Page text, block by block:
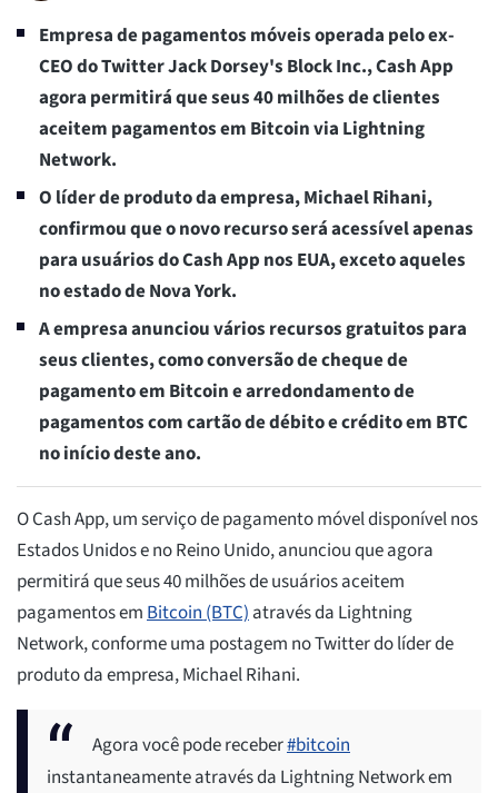
Empresa de pagamentos móveis operada pelo ex-
CEO do Twitter Jack Dorsey's Block Inc., Cash App
agora permitirá que seus 40 milhões de clientes
aceitem pagamentos em Bitcoin via Lightning
Network.
O líder de produto da empresa, Michael Rihani,
confirmou que o novo recurso será acessível apenas
para usuários do Cash App nos EUA, exceto aqueles
no estado de Nova York.
A empresa anunciou vários recursos gratuitos para
seus clientes, como conversão de cheque de
pagamento em Bitcoin e arredondamento de
pagamentos com cartão de débito e crédito em BTC
no início deste ano.
O Cash App, um serviço de pagamento móvel disponível nos
Estados Unidos e no Reino Unido, anunciou que agora
permitirá que seus 40 milhões de usuários aceitem
pagamentos emBitcoin (BTC)através da Lightning
Network, conforme uma postagem no Twitter do líder de
produto da empresa, Michael Rihani.
Agora você pode receber#bitcoin
instantaneamente através da Lightning Network em